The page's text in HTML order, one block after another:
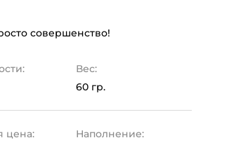
совершенство!
Вес:
60 гр.
цена:
Наполнение: